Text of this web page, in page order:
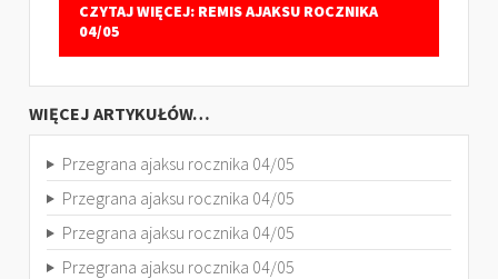
CZYTAJ WIĘCEJ: REMIS AJAKSU ROCZNIKA
04/05
WIĘCEJ ARTYKUŁÓW…
Przegrana ajaksu rocznika 04/05
Przegrana ajaksu rocznika 04/05
Przegrana ajaksu rocznika 04/05
Przegrana ajaksu rocznika 04/05